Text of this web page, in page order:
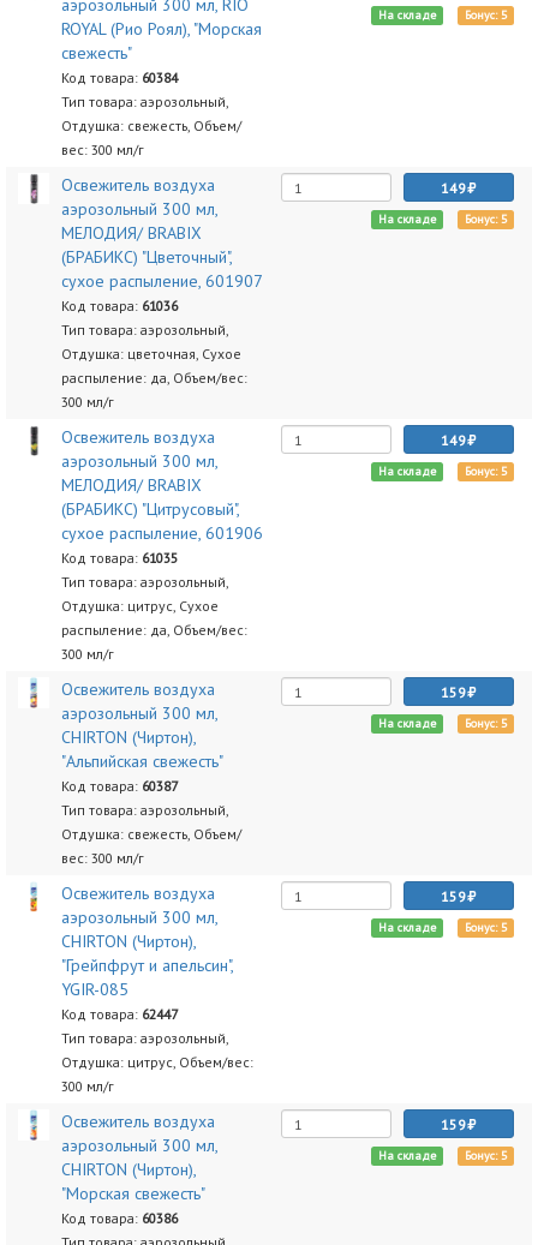
аэрозольный 300 мл, RIO
ROYAL (Рио Роял), "Морская
свежесть"
Код товара: 60384
Тип товара: аэрозольный,
Отдушка: свежесть, Объем/
вес: 300 мл/г
На складе Бонус: 5
Освежитель воздуха
аэрозольный 300 мл,
МЕЛОДИЯ/ BRABIX
(БРАБИКС) "Цветочный",
сухое распыление, 601907
Код товара: 61036
Тип товара: аэрозольный,
Отдушка: цветочная, Сухое
распыление: да, Объем/вес:
300 мл/г
149
На складе Бонус: 5
Освежитель воздуха
аэрозольный 300 мл,
МЕЛОДИЯ/ BRABIX
(БРАБИКС) "Цитрусовый",
сухое распыление, 601906
Код товара: 61035
Тип товара: аэрозольный,
Отдушка: цитрус, Сухое
распыление: да, Объем/вес:
300 мл/г
149
На складе Бонус: 5
Освежитель воздуха
аэрозольный 300 мл,
CHIRTON (Чиртон),
"Альпийская свежесть"
Код товара: 60387
Тип товара: аэрозольный,
Отдушка: свежесть, Объем/
вес: 300 мл/г
159
На складе Бонус: 5
Освежитель воздуха
аэрозольный 300 мл,
CHIRTON (Чиртон),
"Грейпфрут и апельсин",
YGIR-085
Код товара: 62447
Тип товара: аэрозольный,
Отдушка: цитрус, Объем/вес:
300 мл/г
159
На складе Бонус: 5
Освежитель воздуха
аэрозольный 300 мл,
CHIRTON (Чиртон),
"Морская свежесть"
Код товара: 60386
159
На складе Бонус: 5